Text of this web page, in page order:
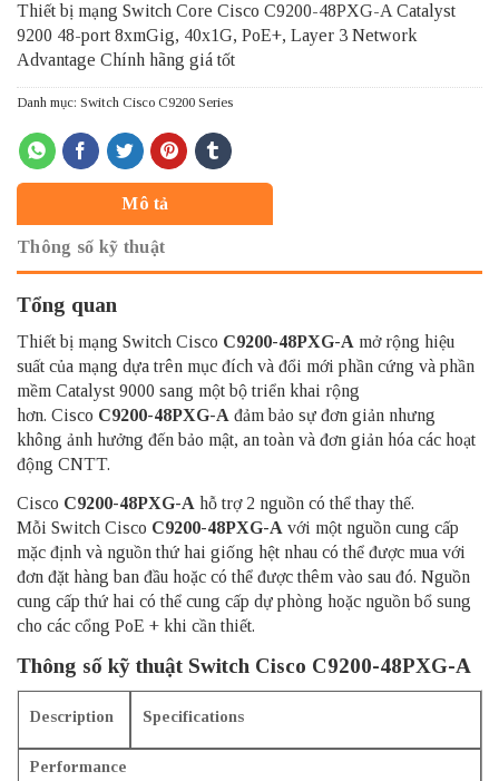
Thiết bị mạng Switch Core Cisco C9200-48PXG-A Catalyst
9200 48-port 8xmGig, 40x1G, PoE+, Layer 3 Network
Advantage Chính hãng giá tốt
Danh mục: Switch Cisco C9200 Series
Mô tả
Thông số kỹ thuật
Tổng quan
Thiết bị mạng Switch Cisco C9200-48PXG-A mở rộng hiệu
suất của mạng dựa trên mục đích và đổi mới phần cứng và phần
mềm Catalyst 9000 sang một bộ triển khai rộng
hơn. Cisco C9200-48PXG-A đảm bảo sự đơn giản nhưng
không ảnh hưởng đến bảo mật, an toàn và đơn giản hóa các hoạt
động CNTT.
Cisco C9200-48PXG-A hỗ trợ 2 nguồn có thể thay thế.
Mỗi Switch Cisco C9200-48PXG-A với một nguồn cung cấp
mặc định và nguồn thứ hai giống hệt nhau có thể được mua với
đơn đặt hàng ban đầu hoặc có thể được thêm vào sau đó. Nguồn
cung cấp thứ hai có thể cung cấp dự phòng hoặc nguồn bổ sung
cho các cổng PoE + khi cần thiết.
Thông số kỹ thuật Switch Cisco C9200-48PXG-A
Description Specifications
Performance